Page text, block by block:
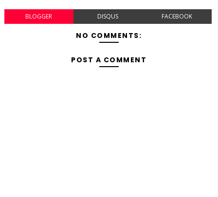
BLOGGER DISQUS FACEBOOK
NO COMMENTS:
POST A COMMENT